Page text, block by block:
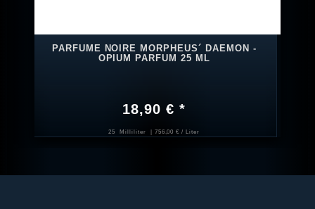
PARFUME NOIRE MORPHEUS´ DAEMON -
OPIUM PARFUM 25 ML
18,90 € *
25 Milliliter | 756,00 € / Liter